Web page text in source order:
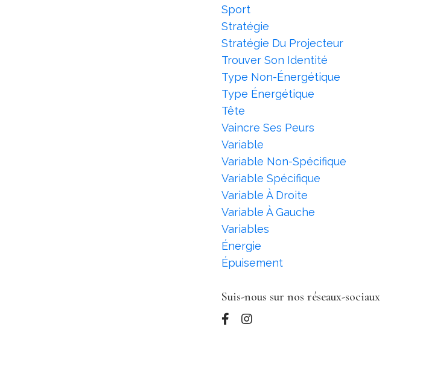
Sport
Stratégie
Stratégie Du Projecteur
Trouver Son Identité
Type Non-Énergétique
Type Énergétique
Tête
Vaincre Ses Peurs
Variable
Variable Non-Spécifique
Variable Spécifique
Variable À Droite
Variable À Gauche
Variables
Énergie
Épuisement
Suis-nous sur nos réseaux-sociaux